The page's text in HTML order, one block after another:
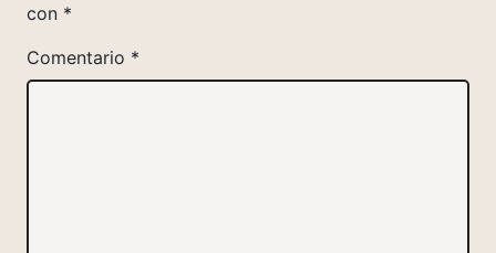
con *
Comentario *